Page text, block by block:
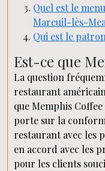
Quel est le
Mareuil-lès-
Qui est le
Est-ce que
La question
restaurant
que Memphis
porte sur la
restaurant avec les
en accord avec les
pour les clients